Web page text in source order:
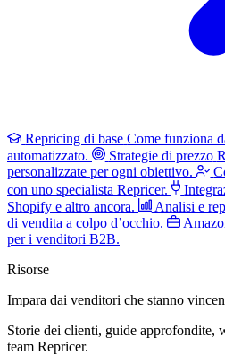
Repricing di base Come funziona
automatizzato.
Strategie di prezzo
personalizzate per ogni obiettivo.
con uno specialista Repricer.
Shopify e altro ancora.
Analisi e
di vendita a colpo d’occhio.
per i venditori B2B.
Risorse
Impara dai venditori che stanno
Storie dei clienti, guide approfondite,
team Repricer.